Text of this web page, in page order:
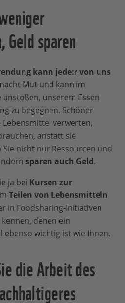
Geld sparen
kann jede:r von uns
Mut und kann im
unserem Essen
zu begegnen. Schöner
Lebensmittel verwerten,
anstatt sie
nicht nur Ressourcen und
sparen auch Geld.
ja bei Kursen zur
Teilen von Lebensmitteln
in Foodsharing-Initiativen
denen ein
ebenso wichtig ist wie Ihnen.
die Arbeit des